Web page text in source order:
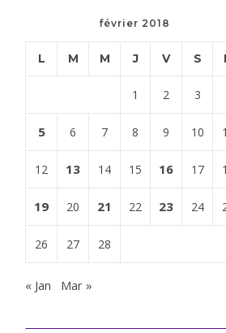
février 2018
L M M J V S
1 2 3
5 6 7 8 9 10
12 13 14 15 16 17
19 20 21 22 23 24
26 27 28
« Jan Mar »